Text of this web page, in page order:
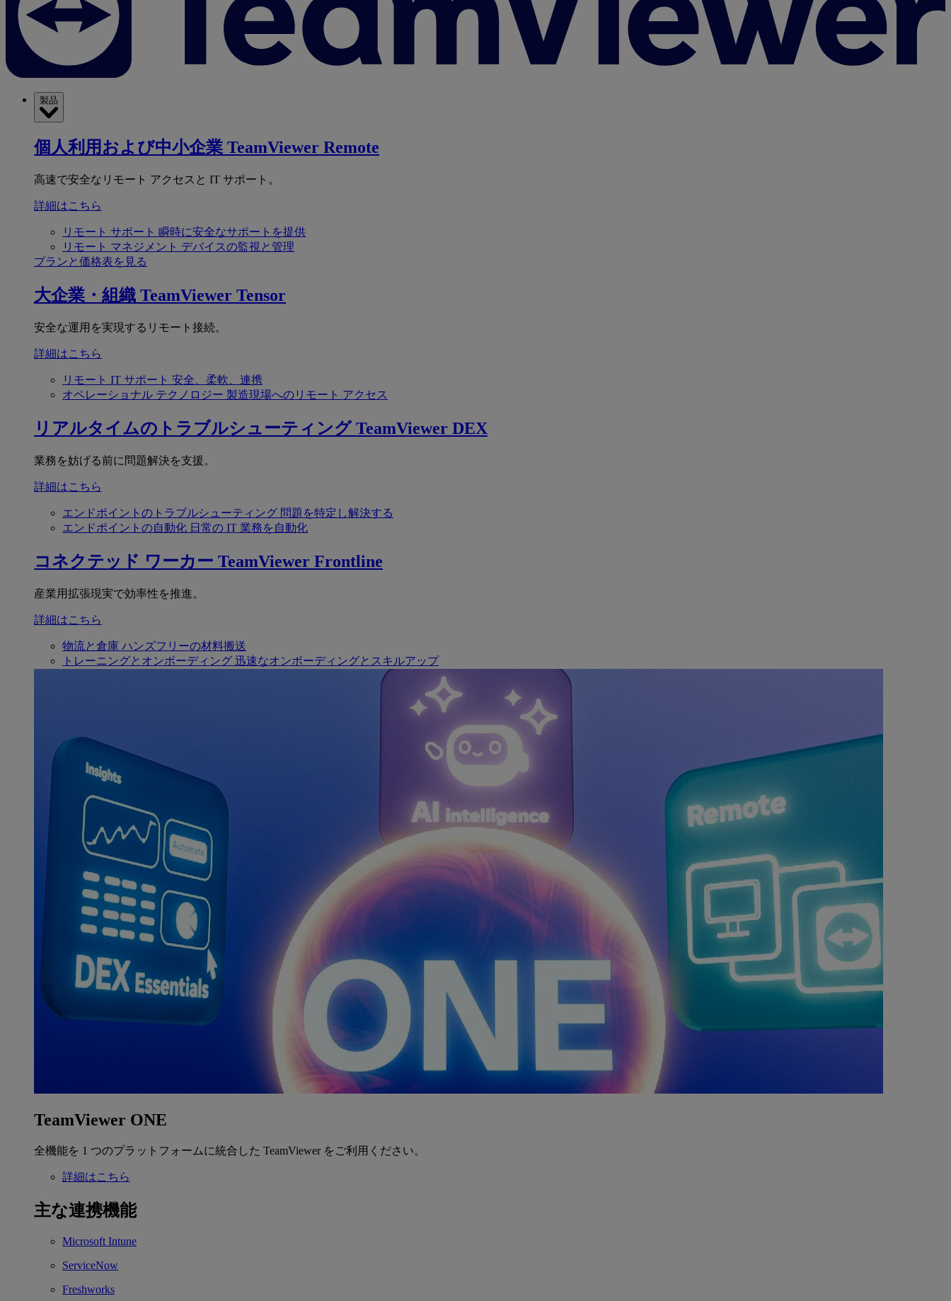
製品
個人利用および中小企業 TeamViewer Remote
高速で安全なリモート アクセスと IT サポート。
詳細はこちら
リモート サポート 瞬時に安全なサポートを提供
リモート マネジメント デバイスの監視と管理
プランと価格表を見る
大企業・組織 TeamViewer Tensor
安全な運用を実現するリモート接続。
詳細はこちら
リモート IT サポート 安全、柔軟、連携
オペレーショナル テクノロジー 製造現場へのリモート アクセス
リアルタイムのトラブルシューティング TeamViewer DEX
業務を妨げる前に問題解決を支援。
詳細はこちら
エンドポイントのトラブルシューティング 問題を特定し解決する
エンドポイントの自動化 日常の IT 業務を自動化
コネクテッド ワーカー TeamViewer Frontline
産業用拡張現実で効率性を推進。
詳細はこちら
物流と倉庫 ハンズフリーの材料搬送
トレーニングとオンボーディング 迅速なオンボーディングとスキルアップ
TeamViewer ONE
全機能を 1 つのプラットフォームに統合した TeamViewer をご利用ください。
詳細はこちら
主な連携機能
Microsoft Intune
ServiceNow
Freshworks